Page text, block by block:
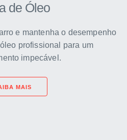
de Óleo
e mantenha o desempenho
profissional para um
impecável.
MAIS